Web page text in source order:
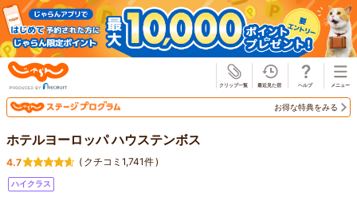
お得な特典をみる
ホテルヨーロッパ ハウステンボス
4.7 ( クチコミ1,741件)
ハイクラス